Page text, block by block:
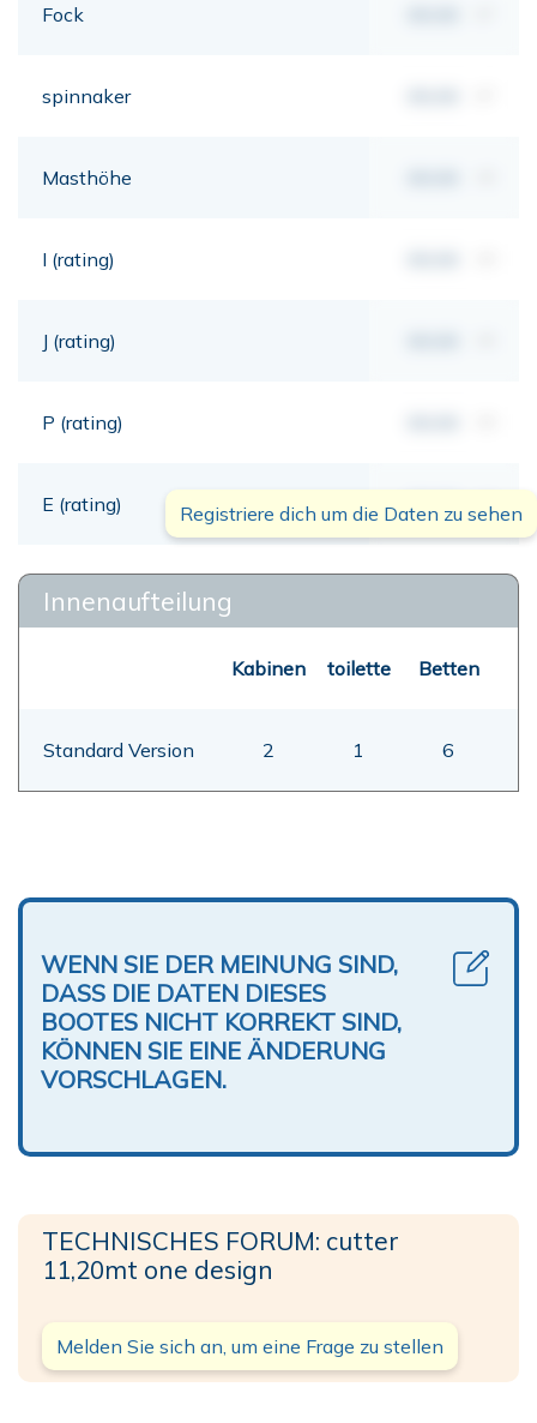
Fock
spinnaker
Masthöhe
I (rating)
J (rating)
P (rating)
E (rating) 00,00 mt
Registriere dich um die Daten zu sehen
Innenaufteilung
Kabinen toilette Betten
Standard Version 2 1 6
WENN SIE DER MEINUNG SIND,
DASS DIE DATEN DIESES
BOOTES NICHT KORREKT SIND,
KÖNNEN SIE EINE ÄNDERUNG
VORSCHLAGEN.
TECHNISCHES FORUM: cutter
11,20mt one design
Melden Sie sich an, um eine Frage zu stellen